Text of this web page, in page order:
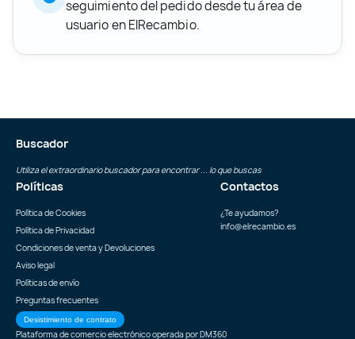
seguimiento del pedido desde tu área de
usuario en ElRecambio.
Buscador
Utiliza el extraordinario buscador para encontrar ... lo que buscas
Políticas
Política de Cookies
Política de Privacidad
Condiciones de venta y Devoluciones
Aviso legal
Políticas de envío
Preguntas frecuentes
Desistimiento de contrato
Contactos
¿Te ayudamos?
info@elrecambio.es
Plataforma de comercio electrónico operada porDM360